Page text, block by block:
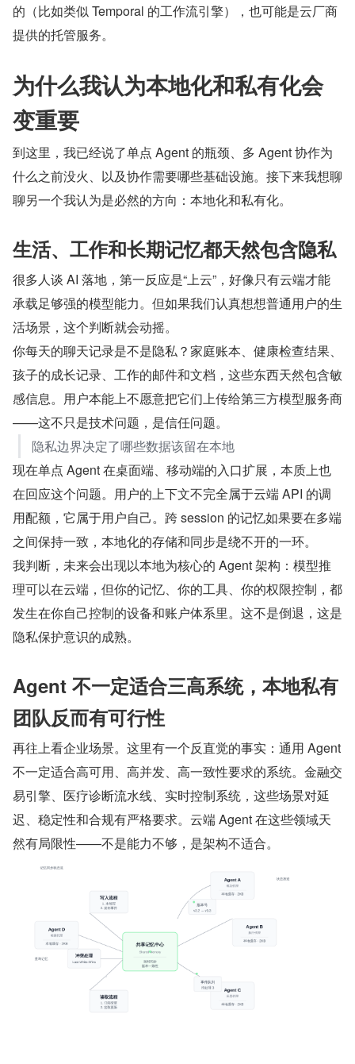
的（比如类似 Temporal 的工作流引擎），也可能是云厂商
提供的托管服务。
为什么我认为本地化和私有化会
变重要
到这里，我已经说了单点 Agent 的瓶颈、多 Agent 协作为
什么之前没火、以及协作需要哪些基础设施。接下来我想聊
聊另一个我认为是必然的方向：本地化和私有化。
生活、工作和长期记忆都天然包含隐私
很多人谈 AI 落地，第一反应是“上云”，好像只有云端才能
承载足够强的模型能力。但如果我们认真想想普通用户的生
活场景，这个判断就会动摇。
你每天的聊天记录是不是隐私？家庭账本、健康检查结果、
孩子的成长记录、工作的邮件和文档，这些东西天然包含敏
感信息。用户本能上不愿意把它们上传给第三方模型服务商
——这不只是技术问题，是信任问题。
隐私边界决定了哪些数据该留在本地
现在单点 Agent 在桌面端、移动端的入口扩展，本质上也
在回应这个问题。用户的上下文不完全属于云端 API 的调
用配额，它属于用户自己。跨 session 的记忆如果要在多端
之间保持一致，本地化的存储和同步是绕不开的一环。
我判断，未来会出现以本地为核心的 Agent 架构：模型推
理可以在云端，但你的记忆、你的工具、你的权限控制，都
发生在你自己控制的设备和账户体系里。这不是倒退，这是
隐私保护意识的成熟。
Agent 不一定适合三高系统，本地私有
团队反而有可行性
再往上看企业场景。这里有一个反直觉的事实：通用 Agent
不一定适合高可用、高并发、高一致性要求的系统。金融交
易引擎、医疗诊断流水线、实时控制系统，这些场景对延
迟、稳定性和合规有严格要求。云端 Agent 在这些领域天
然有局限性——不是能力不够，是架构不适合。